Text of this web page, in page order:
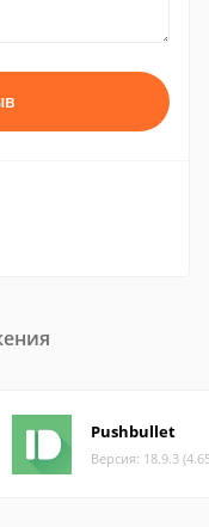
Pushbullet
Версия: 18.9.3